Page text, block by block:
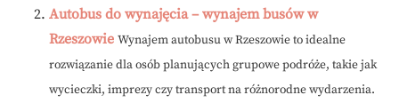
Autobus do wynajęcia – wynajem busów w
Rzeszowie Wynajem autobusu w Rzeszowie to idealne
rozwiązanie dla osób planujących grupowe podróże, takie jak
wycieczki, imprezy czy transport na różnorodne wydarzenia.